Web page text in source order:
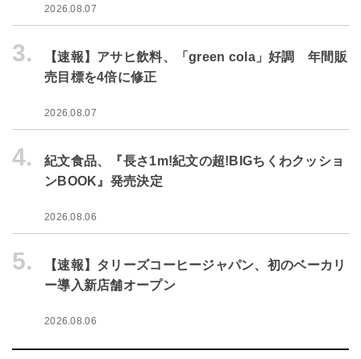
2026.08.07
3.
【速報】アサヒ飲料、「green cola」好調 年間販
売目標を4倍に修正
2026.08.07
4.
紀文食品、『長さ1m!紀文の超!BIGちくわクッショ
ンBOOK』発売決定
2026.08.06
5.
【速報】タリーズコーヒージャパン、初のベーカリ
ー導入新店舗オープン
2026.08.06